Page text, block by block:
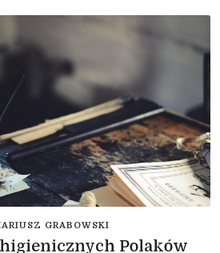
GRABOWSKI
higienicznych Polaków